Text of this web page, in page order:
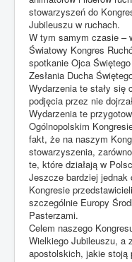
stowarzyszeń do
Jubileuszu w ruchach.
W tym samym czasie –
Światowy Kongres
spotkanie Ojca
Zesłania Ducha
Wydarzenia te stały się
podjęcia przez nie
Wydarzenia te
Ogólnopolskim
fakt, że na naszym
stowarzyszenia,
te, które działają w
Jeszcze bardziej
Kongresie
szczególnie Europy
Pasterzami.
Celem naszego
Wielkiego Jubileuszu, a
apostolskich, jakie stoją